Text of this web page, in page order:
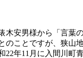
木安男様から「言葉
のことですが、狭山
22年11月に入間川町